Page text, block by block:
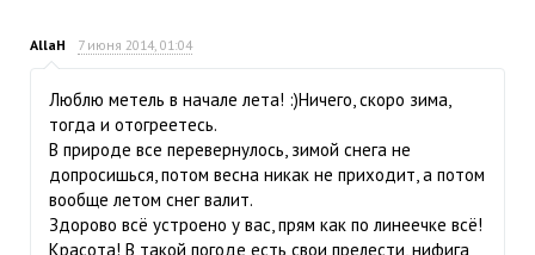
AllaH 7 июня 2014, 01:04
Люблю метель в начале лета! :)Ничего, скоро зима,
тогда и отогреетесь.
В природе все перевернулось, зимой снега не
допросишься, потом весна никак не приходит, а потом
вообще летом снег валит.
Здорово всё устроено у вас, прям как по линеечке всё!
Красота! В такой погоде есть свои прелести, нифига